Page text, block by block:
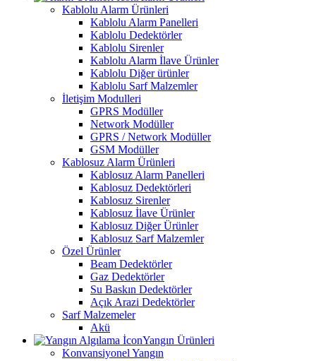
Kablolu Alarm Ürünleri
Kablolu Alarm Panelleri
Kablolu Dedektörler
Kablolu Sirenler
Kablolu Alarm İlave Ürünler
Kablolu Diğer ürünler
Kablolu Sarf Malzemler
İletişim Modulleri
GPRS Modüller
Network Modüller
GPRS / Network Modüller
GSM Modüller
Kablosuz Alarm Ürünleri
Kablosuz Alarm Panelleri
Kablosuz Dedektörleri
Kablosuz Sirenler
Kablosuz İlave Ürünler
Kablosuz Diğer Ürünler
Kablosuz Sarf Malzemler
Özel Ürünler
Beam Dedektörler
Gaz Dedektörler
Su Baskın Dedektörler
Açık Arazi Dedektörler
Sarf Malzemeler
Akü
Yangın Ürünleri
Konvansiyonel Yangın